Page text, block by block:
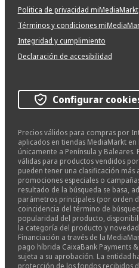
Politica de privacidad miMediaMarkt
Términos y condiciones
Integridad y cumplimiento
Declaración de accesibilidad
Configurar
Precios válidos para compras por
aplicados en tiendas MediaMarkt en
únicamente a Península y
válidas para productos vendidos
pueden tener una clasificación
promociones especiales o
resultado de la búsqueda se basa,
parámetros principales (por orden
coincidencia del término de
popularidad del producto,
la categoría del producto y
Financiación a través de la
pago híbrida CaixaBank Payments &
sujeta a su aprobación. La entidad
protección de los fondos recibidos